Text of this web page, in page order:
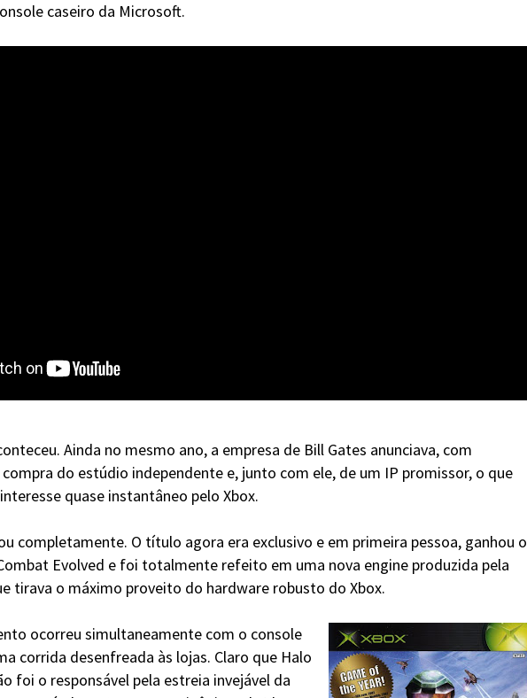
caseiro da Microsoft.
Ainda no mesmo ano, a empresa de Bill Gates anunciava, com
do estúdio independente e, junto com ele, de um IP promissor, o que
quase instantâneo pelo Xbox.
completamente. O título agora era exclusivo e em primeira pessoa, ganhou o
Evolved e foi totalmente refeito em uma nova engine produzida pela
tirava o máximo proveito do hardware robusto do Xbox.
ocorreu simultaneamente com o console
corrida desenfreada às lojas. Claro que Halo
foi o responsável pela estreia invejável da